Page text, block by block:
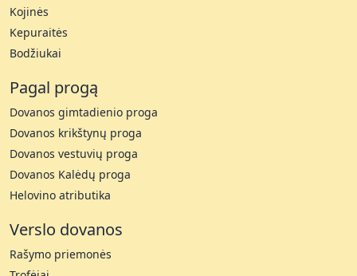
Kojinės
Kepuraitės
Bodžiukai
Pagal progą
Dovanos gimtadienio proga
Dovanos krikštynų proga
Dovanos vestuvių proga
Dovanos Kalėdų proga
Helovino atributika
Verslo dovanos
Rašymo priemonės